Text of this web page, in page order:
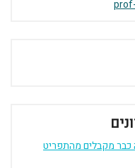
כבר מקבלים מהתפריט